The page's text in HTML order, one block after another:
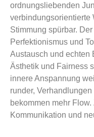
ordnungsliebenden
verbindungsorientierte
Stimmung spürbar.
Perfektionismus und
Austausch und echten
Ästhetik und Fairness
innere Anspannung
runder,
bekommen mehr
Kommunikation und